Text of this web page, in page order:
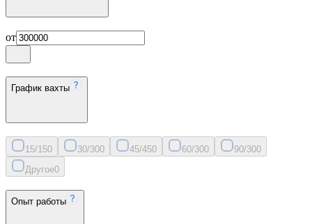
от
График вахты
15/150 30/300 45/450 60/300 90/300
Другое0
Опыт работы